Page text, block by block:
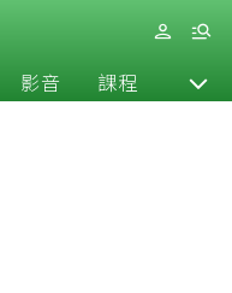
影音 課程 退休